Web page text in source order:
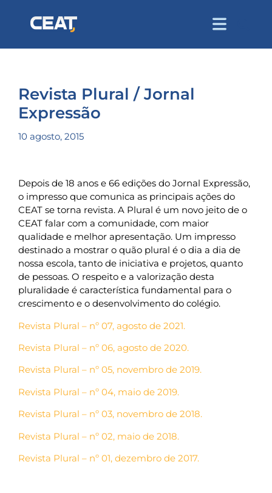
Revista Plural / Jornal
Expressão
10 agosto, 2015
Depois de 18 anos e 66 edições do Jornal Expressão,
o impresso que comunica as principais ações do
CEAT se torna revista. A Plural é um novo jeito de o
CEAT falar com a comunidade, com maior
qualidade e melhor apresentação. Um impresso
destinado a mostrar o quão plural é o dia a dia de
nossa escola, tanto de iniciativa e projetos, quanto
de pessoas. O respeito e a valorização desta
pluralidade é característica fundamental para o
crescimento e o desenvolvimento do colégio.
Revista Plural – nº 07, agosto de 2021.
Revista Plural – nº 06, agosto de 2020.
Revista Plural – nº 05, novembro de 2019.
Revista Plural – nº 04, maio de 2019.
Revista Plural – nº 03, novembro de 2018.
Revista Plural – nº 02, maio de 2018.
Revista Plural – nº 01, dezembro de 2017.